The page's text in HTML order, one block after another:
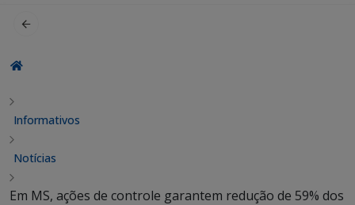
Informativos
Notícias
Em MS, ações de controle garantem redução de 59% dos